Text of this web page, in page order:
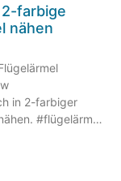
farbige
nähen
in 2-farbiger
#flügelärmel